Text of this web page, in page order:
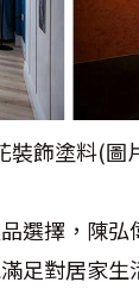
裝飾塗料(圖
選擇，陳
足對居家